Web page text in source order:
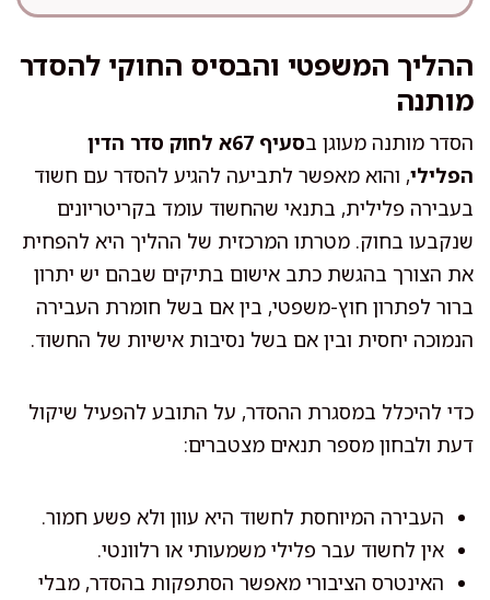
ההליך המשפטי והבסיס החוקי להסדר
מותנה
הסדר מותנה מעוגן ב
סעיף 67א לחוק סדר הדין
הפלילי, והוא מאפשר לתביעה להגיע להסדר עם חשוד
בעבירה פלילית, בתנאי שהחשוד עומד בקריטריונים
שנקבעו בחוק. מטרתו המרכזית של ההליך היא להפחית
את הצורך בהגשת כתב אישום בתיקים שבהם יש יתרון
ברור לפתרון חוץ-משפטי, בין אם בשל חומרת העבירה
הנמוכה יחסית ובין אם בשל נסיבות אישיות של החשוד.
כדי להיכלל במסגרת ההסדר, על התובע להפעיל שיקול
דעת ולבחון מספר תנאים מצטברים:
העבירה המיוחסת לחשוד היא עוון ולא פשע חמור.
אין לחשוד עבר פלילי משמעותי או רלוונטי.
האינטרס הציבורי מאפשר הסתפקות בהסדר, מבלי